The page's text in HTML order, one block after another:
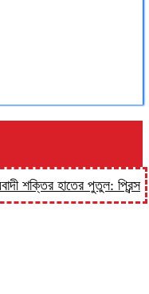
হাতের পুতুল: প্রিন্স